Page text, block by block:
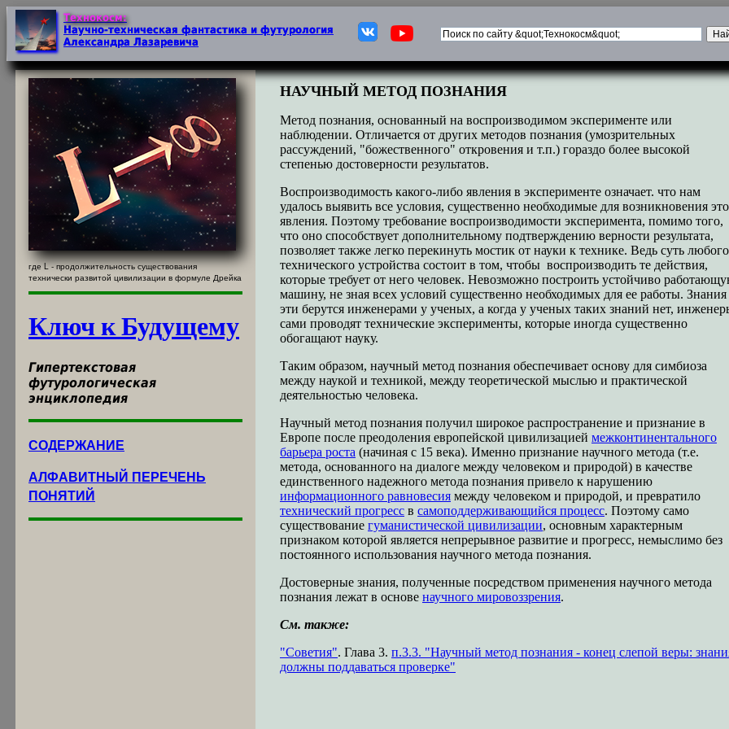
НАУЧНЫЙ МЕТОД ПОЗНАНИЯ
Метод познания, основанный на воспроизводимом эксперименте или
наблюдении. Отличается от других методов познания (умозрительных
рассуждений, "божественного" откровения и т.п.) гораздо более высокой
степенью достоверности результатов.
Воспроизводимость какого-либо явления в эксперименте означает. что нам
удалось выявить все условия, существенно необходимые для возникновения
явления. Поэтому требование воспроизводимости эксперимента, помимо того,
что оно способствует дополнительному подтверждению верности результата,
позволяет также легко перекинуть мостик от науки к технике. Ведь суть любого
технического устройства состоит в том, чтобы воспроизводить те действия,
которые требует от него человек. Невозможно построить устойчиво
машину, не зная всех условий существенно необходимых для ее работы. Знания
эти берутся инженерами у ученых, а когда у ученых таких знаний нет,
сами проводят технические эксперименты, которые иногда существенно
обогащают науку.
Таким образом, научный метод познания обеспечивает основу для симбиоза
между наукой и техникой, между теоретической мыслью и практической
деятельностью человека.
Научный метод познания получил широкое распространение и признание в
Европе после преодоления европейской цивилизацией межконтинентального
барьера роста (начиная с 15 века). Именно признание научного метода (т.е.
метода, основанного на диалоге между человеком и природой) в качестве
единственного надежного метода познания привело к нарушению
информационного равновесия между человеком и природой, и превратило
технический прогресс в самоподдерживающийся процесс. Поэтому само
существование гуманистической цивилизации, основным характерным
признаком которой является непрерывное развитие и прогресс, немыслимо без
постоянного использования научного метода познания.
Достоверные знания, полученные посредством применения научного метода
познания лежат в основе научного мировоззрения.
См. также:
"Советия". Глава 3. п.3.3. "Научный метод познания - конец слепой веры:
должны поддаваться проверке"
где L - продолжительность существования
технически развитой цивилизации в формуле Дрейка
Ключ к Будущему
Гипертекстовая
футурологическая
энциклопедия
СОДЕРЖАНИЕ
АЛФАВИТНЫЙ ПЕРЕЧЕНЬ
ПОНЯТИЙ